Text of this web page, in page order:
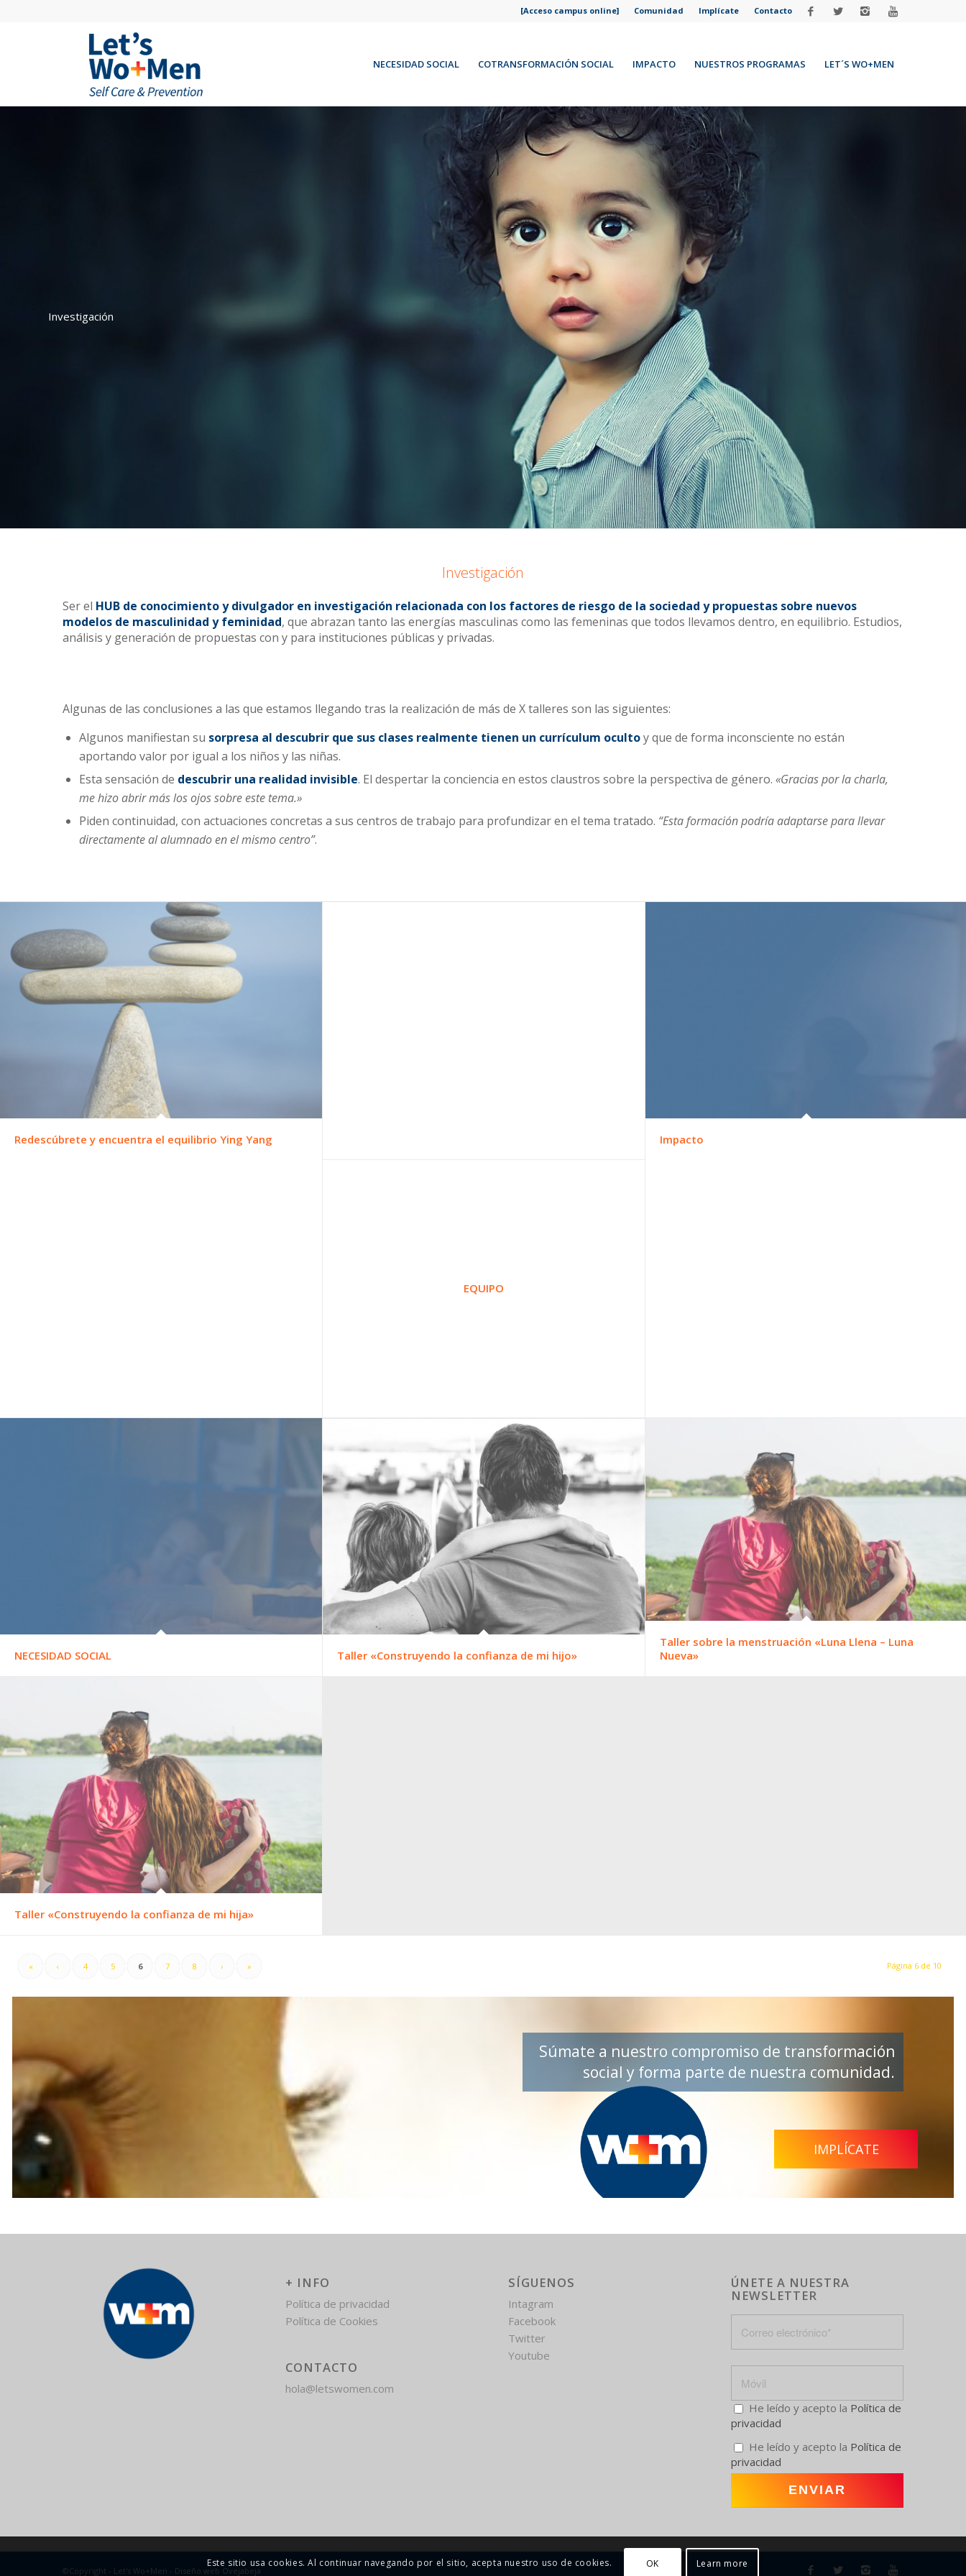
[Acceso campus online] Comunidad Implícate Contacto
NECESIDAD SOCIAL COTRANSFORMACIÓN SOCIAL IMPACTO NUESTROS PROGRAMAS LET´S WO+MEN
Investigación
Investigación
Ser el HUB de conocimiento y divulgador en investigación relacionada con los factores de riesgo de la sociedad y propuestas sobre nuevos
modelos de masculinidad y feminidad, que abrazan tanto las energías masculinas como las femeninas que todos llevamos dentro, en equilibrio. Estudios,
análisis y generación de propuestas con y para instituciones públicas y privadas.
Algunas de las conclusiones a las que estamos llegando tras la realización de más de X talleres son las siguientes:
Algunos manifiestan su sorpresa al descubrir que sus clases realmente tienen un currículum ocultoy que de forma inconsciente no están
aportando valor por igual a los niños y las niñas.
Esta sensación de descubrir una realidad invisible. El despertar la conciencia en estos claustros sobre la perspectiva de género. «Gracias por la charla,
me hizo abrir más los ojos sobre este tema.»
Piden continuidad, con actuaciones concretas a sus centros de trabajo para profundizar en el tema tratado. “Esta formación podría adaptarse para llevar
directamente al alumnado en el mismo centro”.
Redescúbrete y encuentra el equilibrio Ying Yang Impacto
EQUIPO
NECESIDAD SOCIAL Taller «Construyendo la confianza de mi hijo»
Taller sobre la menstruación «Luna Llena – Luna
Nueva»
Taller «Construyendo la confianza de mi hija»
Página 6 de 10
« ‹ 4 5 6 7 8 › »
Súmate a nuestro compromiso de transformación
social y forma parte de nuestra comunidad.
IMPLÍCATE
+ INFO
Política de privacidad
Política de Cookies
CONTACTO
hola@letswomen.com
SÍGUENOS
Intagram
Facebook
Twitter
Youtube
ÚNETE A NUESTRA
NEWSLETTER
He leído y acepto la Política de
privacidad
He leído y acepto la Política de
privacidad
©Copyright - Let's Wo+Men - Diseño web Ovejabeja
Este sitio usa cookies. Al continuar navegando por el sitio, acepta nuestro uso de cookies. OK Learn more